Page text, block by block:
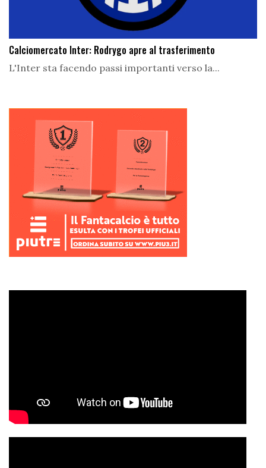
Calciomercato Inter: Rodrygo apre al trasferimento
L'Inter sta facendo passi importanti verso la...